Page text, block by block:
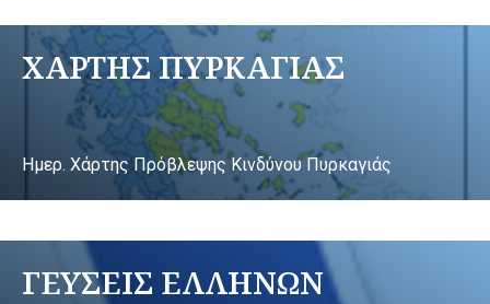
ΧΑΡΤΗΣ ΠΥΡΚΑΓΙΑΣ
Ημερ. Χάρτης Πρόβλεψης Κινδύνου Πυρκαγιάς
ΓΕΥΣΕΙΣ ΕΛΛΗΝΩΝ